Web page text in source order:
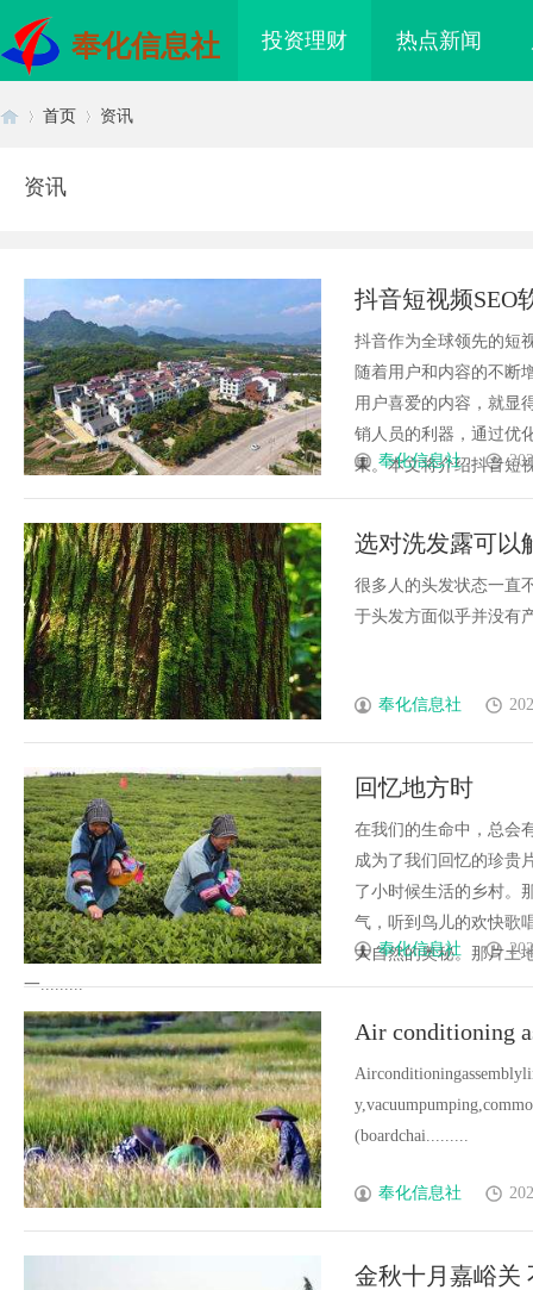
奉化信息社 投资理财 热点新闻
首页 资讯
资讯
抖音短视频SEO
抖音作为全球领先的短
随着用户和内容的不断
用户喜爱的内容，就显
销人员的利器，通过优
果。本文将介绍抖音短
奉化信息社
选对洗发露可以
很多人的头发状态一直
于头发方面似乎并没有
奉化信息社
回忆地方时
在我们的生命中，总会
成为了我们回忆的珍贵
了小时候生活的乡村。
气，听到鸟儿的欢快歌
大自然的奥秘。那片土
一.........
奉化信息社
Air conditioning
(boardchai.........
奉化信息社
金秋十月嘉峪关
落地路径，天创信用
金融智能升级
揭秘！专业充电桩项目软件开发
究竟藏着哪些行业秘诀？